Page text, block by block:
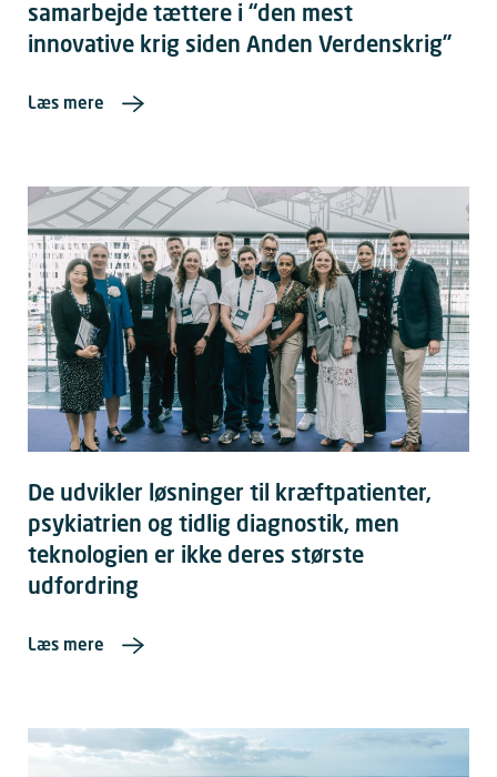
samarbejde tættere i “den mest
innovative krig siden Anden Verdenskrig”
Læs mere
De udvikler løsninger til kræftpatienter,
psykiatrien og tidlig diagnostik, men
teknologien er ikke deres største
udfordring
Læs mere